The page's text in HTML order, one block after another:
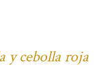
y cebolla roja